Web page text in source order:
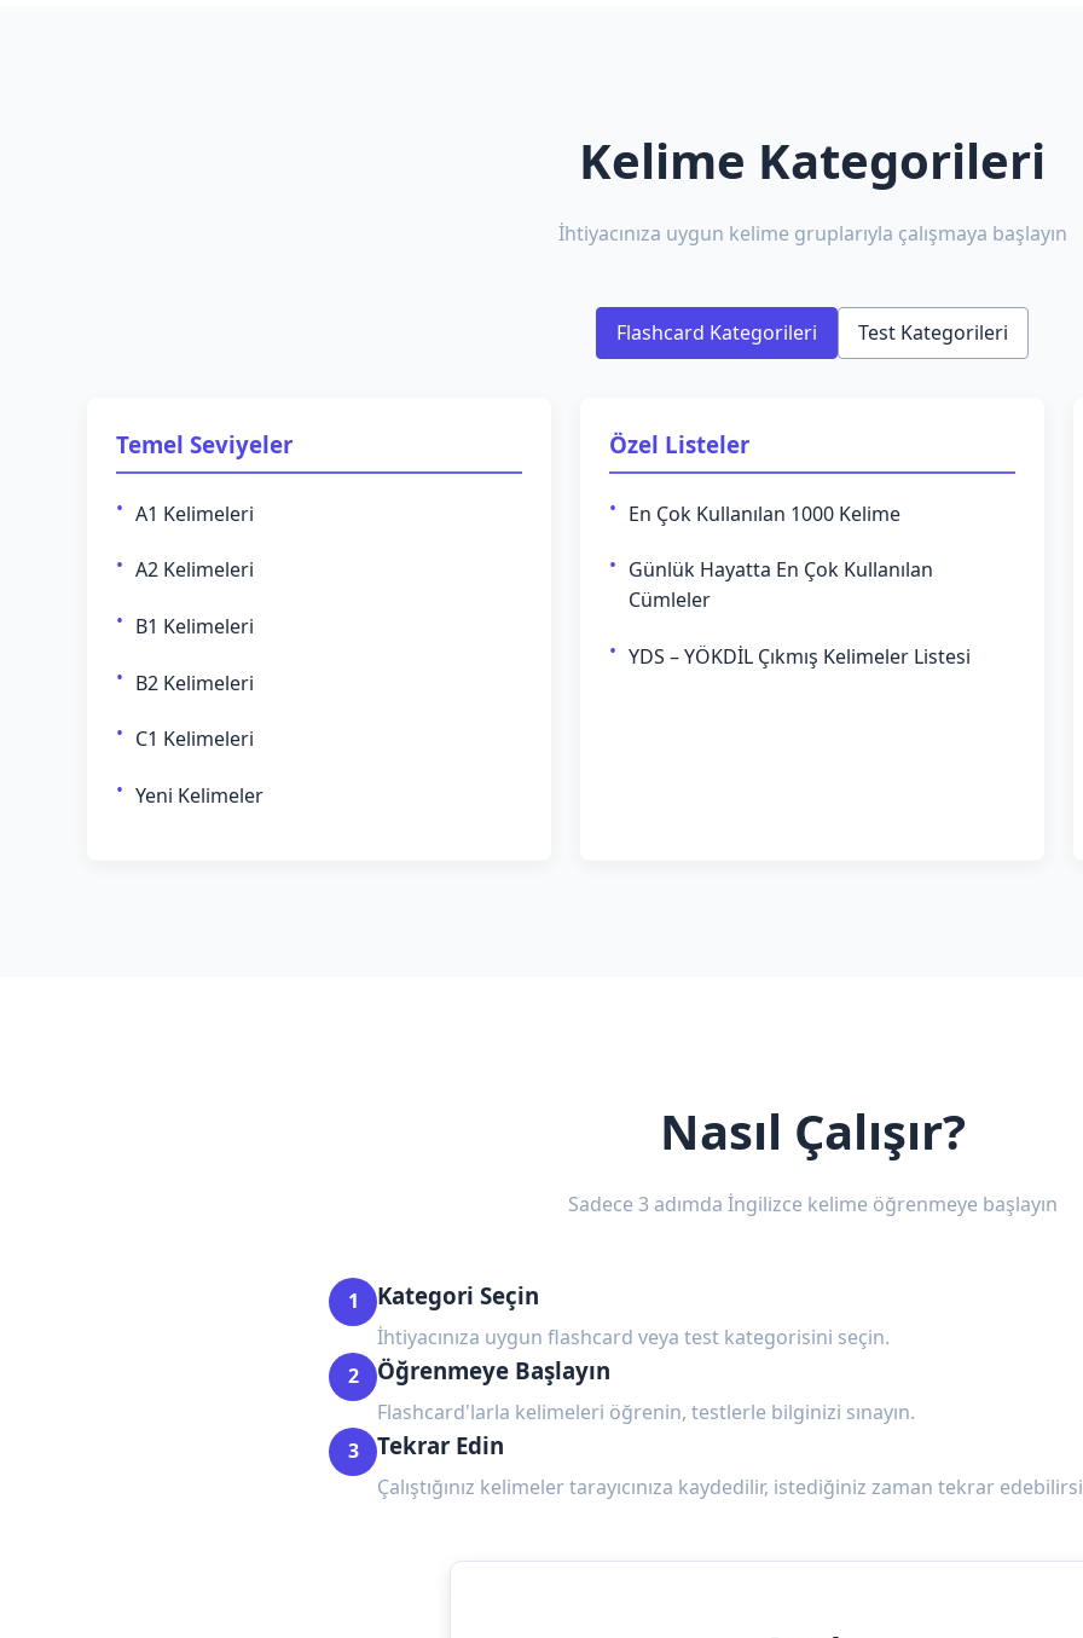
Kelime Kategorileri
İhtiyacınıza uygun kelime gruplarıyla çalışmaya başlayın
Flashcard Kategorileri Test Kategorileri
Temel Seviyeler
A1 Kelimeleri
A2 Kelimeleri
B1 Kelimeleri
B2 Kelimeleri
C1 Kelimeleri
Yeni Kelimeler
Özel Listeler
En Çok Kullanılan 1000 Kelime
Günlük Hayatta En Çok Kullanılan
Cümleler
YDS – YÖKDİL Çıkmış Kelimeler Listesi
Nasıl Çalışır?
Sadece 3 adımda İngilizce kelime öğrenmeye başlayın
1 Kategori Seçin
İhtiyacınıza uygun flashcard veya test kategorisini seçin.
2
Öğrenmeye Başlayın
Flashcard'larla kelimeleri öğrenin, testlerle bilginizi sınayın.
3
Tekrar Edin
Çalıştığınız kelimeler tarayıcınıza kaydedilir, istediğiniz zaman tekrar